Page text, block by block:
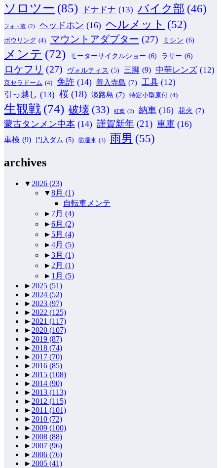
ソロツー (85) ドナドナ (13) バイク部 (46)
フォト蔵 (2) ヘッドホン (16) ヘルメット (52)
ボウリング (4) マウントアダプター (27) ミシン (6)
メンテ (72) モーターサイクルショー (6) ラリー (6)
ロケフリ (27) ヴォルティス (5) 三脚 (9) 中華レンズ (12)
京セラドーム (4) 免許 (14) 善入寺島 (7) 工具 (12)
引っ越し (13) 桜 (18) 淡路島 (7) 特定小型原付 (4)
生観戦 (74) 破壊 (33) 紅葉 (2) 納車 (16) 花火 (7)
蒙古タンメン中本 (14) 謹賀新年 (21) 車庫 (16)
車検 (9) 門入ダム (5) 防湿庫 (3) 雨男 (55)
archives
▼ 2026 (23)
▼8月 (1)
自転車メンテ
► 7月 (4)
►6月 (2)
► 5月 (4)
►4月 (5)
►3月 (1)
► 2月 (1)
► 1月 (5)
► 2025 (51)
► 2024 (52)
► 2023 (97)
► 2022 (125)
► 2021 (117)
► 2020 (107)
► 2019 (87)
► 2018 (74)
► 2017 (70)
► 2016 (85)
► 2015 (108)
► 2014 (90)
► 2013 (113)
► 2012 (115)
► 2011 (101)
► 2010 (72)
► 2009 (100)
► 2008 (88)
► 2007 (96)
► 2006 (76)
► 2005 (41)